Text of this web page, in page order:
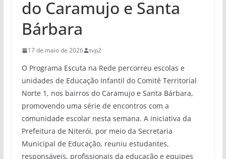
do Caramujo e Santa
Bárbara
17 de maio de 2026 tvp2
O Programa Escuta na Rede percorreu escolas e
unidades de Educação Infantil do Comitê Territorial
Norte 1, nos bairros do Caramujo e Santa Bárbara,
promovendo uma série de encontros com a
comunidade escolar nesta semana. A iniciativa da
Prefeitura de Niterói, por meio da Secretaria
Municipal de Educação, reuniu estudantes,
responsáveis, profissionais da educação e equipes